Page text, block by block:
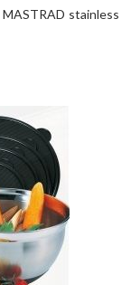
MASTRAD stainless